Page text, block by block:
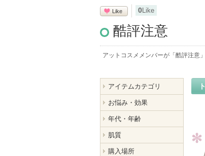
Like 0Like
酷評注意
アットコスメメンバーが「 酷評注意
アイテムカテゴリ
お悩み・効果
年代・年齢
肌質
購入場所